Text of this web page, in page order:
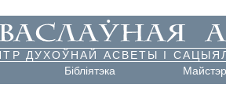
ДУХОЎНАЙ АСВЕТЫ І
Бібліятэка